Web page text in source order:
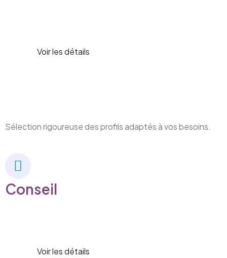
Voir les détails
Sélection rigoureuse des profils adaptés à vos besoins.
Conseil
Voir les détails